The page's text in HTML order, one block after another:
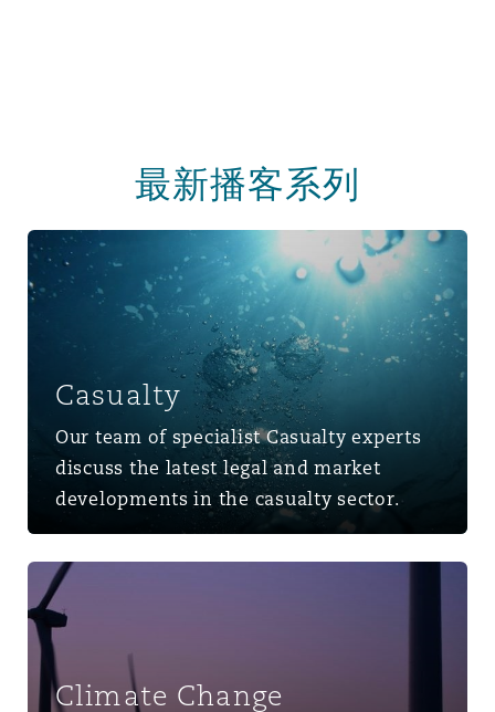
最新播客系列
Casualty
Casualty
Our team of specialist Casualty experts
discuss the latest legal and market
developments in the casualty sector.
Climate Change
Climate Change